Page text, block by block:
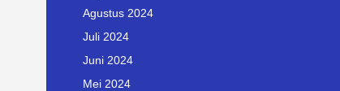
Agustus 2024
Juli 2024
Juni 2024
Mei 2024